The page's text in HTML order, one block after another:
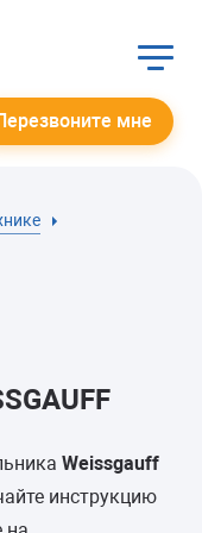
мне
Weissgauff
инструкцию